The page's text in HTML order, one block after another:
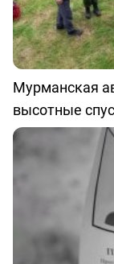
Мурманская
высотные